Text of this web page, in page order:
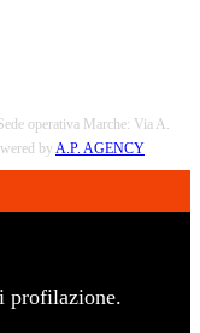
operativa Marche: Via A.
by A.P. AGENCY
profilazione.